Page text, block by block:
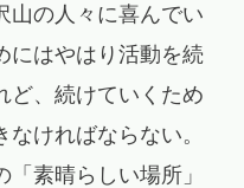
山の人々に喜んでい
にはやはり活動を続
ど、続けていくため
ければならない。
素晴らしい場所」